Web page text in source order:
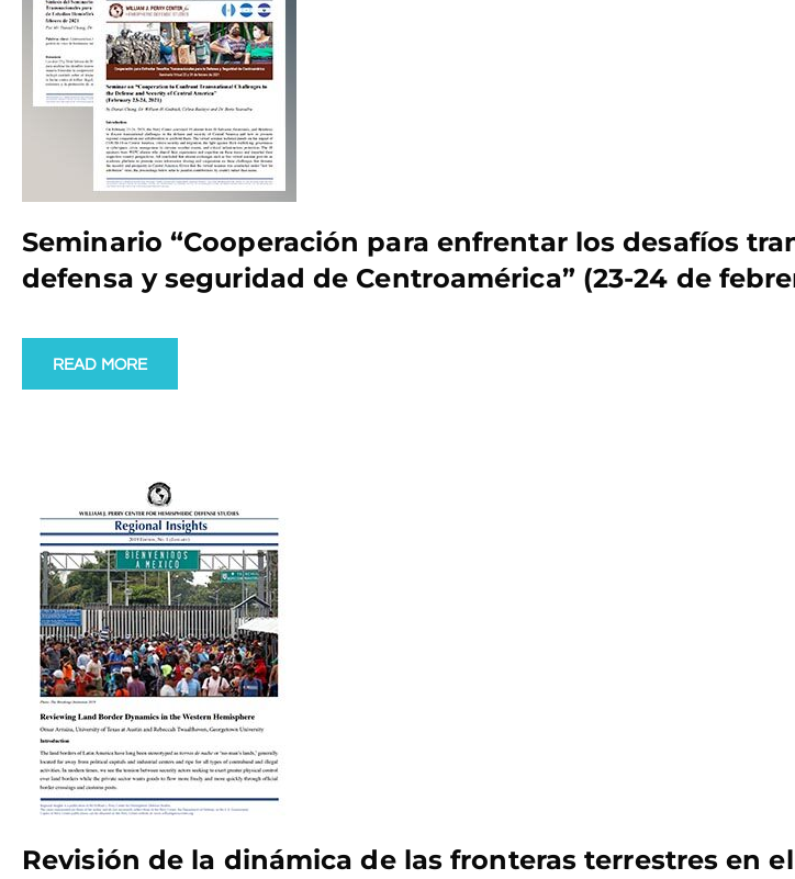
Seminario “Cooperación para enfrentar los desafíos
defensa y seguridad de Centroamérica” (23-24 de
READ MORE
Revisión de la dinámica de las fronteras terrestres en